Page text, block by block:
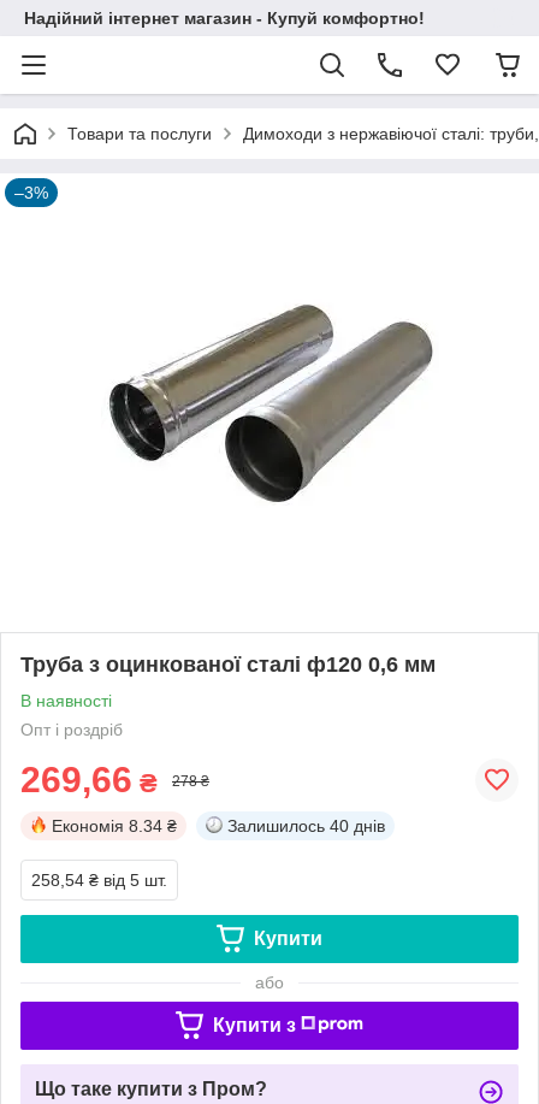
Надійний інтернет магазин - Купуй комфортно!
Товари та послуги Димоходи з нержавіючої сталі:
–3%
Труба з оцинкованої сталі ф120 0,6 мм
В наявності
Опт і роздріб
269,66 ₴ 278 ₴
Економія 8.34 ₴ Залишилось 40 днів
258,54 ₴ від 5 шт.
Купити
або
Купити з
Що таке купити з Пром?